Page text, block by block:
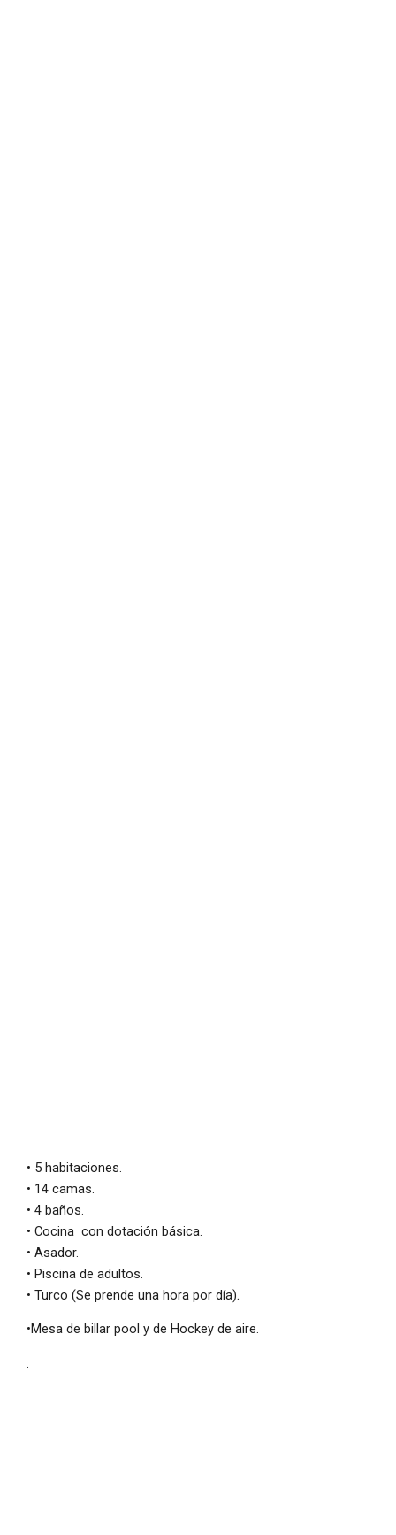
• 5 habitaciones.
• 14 camas.
• 4 baños.
• Cocina con dotación básica.
• Asador.
• Piscina de adultos.
• Turco (Se prende una hora por día).
•Mesa de billar pool y de Hockey de aire.
.